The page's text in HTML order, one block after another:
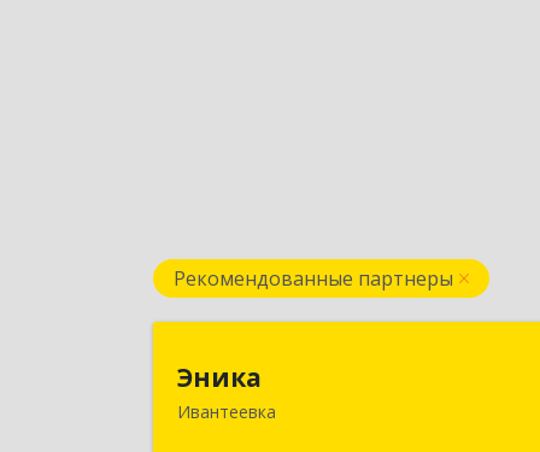
Рекомендованные партнеры
Эника
Ивантеевка